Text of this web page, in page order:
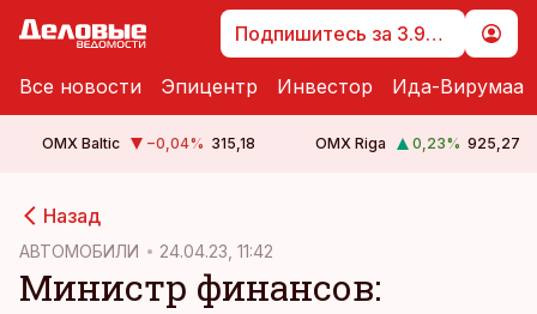
Подпишитесь за 3.99 €
Все новости Эпицентр Инвестор Ида-Вирумаа
OMX Baltic −0,04% 315,18 OMX Riga 0,23% 925,27
Назад
АВТОМОБИЛИ 24.04.23, 11:42
Министр финансов: